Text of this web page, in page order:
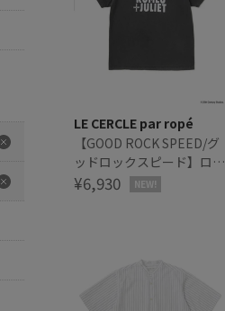
LE CERCLE par ropé
【GOOD ROCK SPEED/グ
ッドロックスピード】ロミ
オとジュリエットロゴT
¥6,930 NEW!